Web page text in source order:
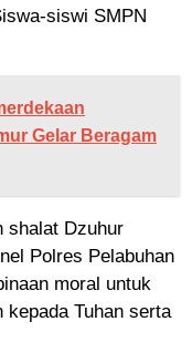
siswi SMPN
Gelar Beragam
shalat Dzuhur
Polres Pelabuhan
moral untuk
kepada Tuhan serta